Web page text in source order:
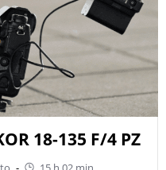
18-135 F/4 PZ